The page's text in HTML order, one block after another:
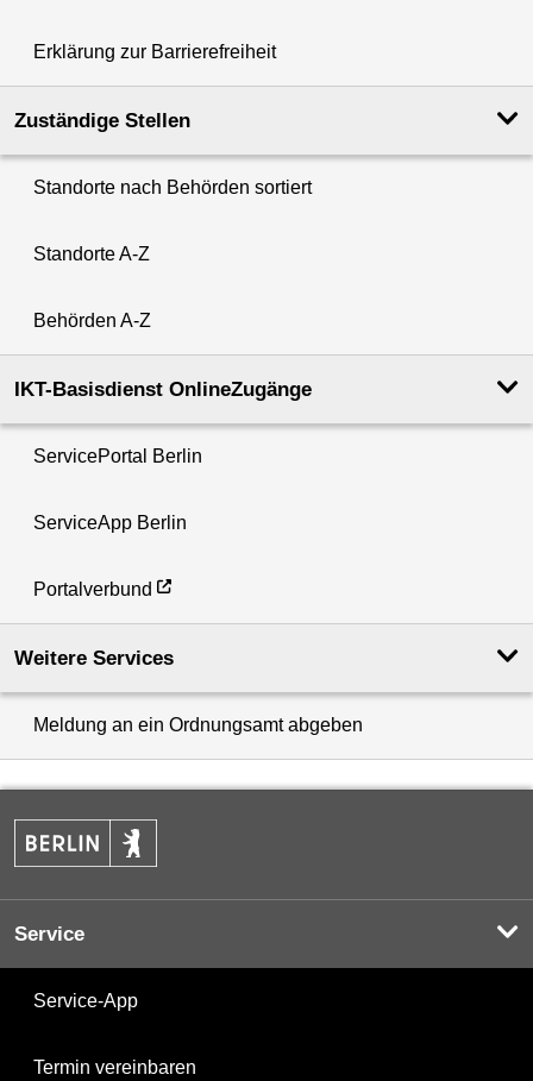
Erklärung zur Barrierefreiheit
Zuständige Stellen
Standorte nach Behörden sortiert
Standorte A-Z
Behörden A-Z
IKT-Basisdienst OnlineZugänge
ServicePortal Berlin
ServiceApp Berlin
Portalverbund
Weitere Services
Meldung an ein Ordnungsamt abgeben
Service
Service-App
Termin vereinbaren